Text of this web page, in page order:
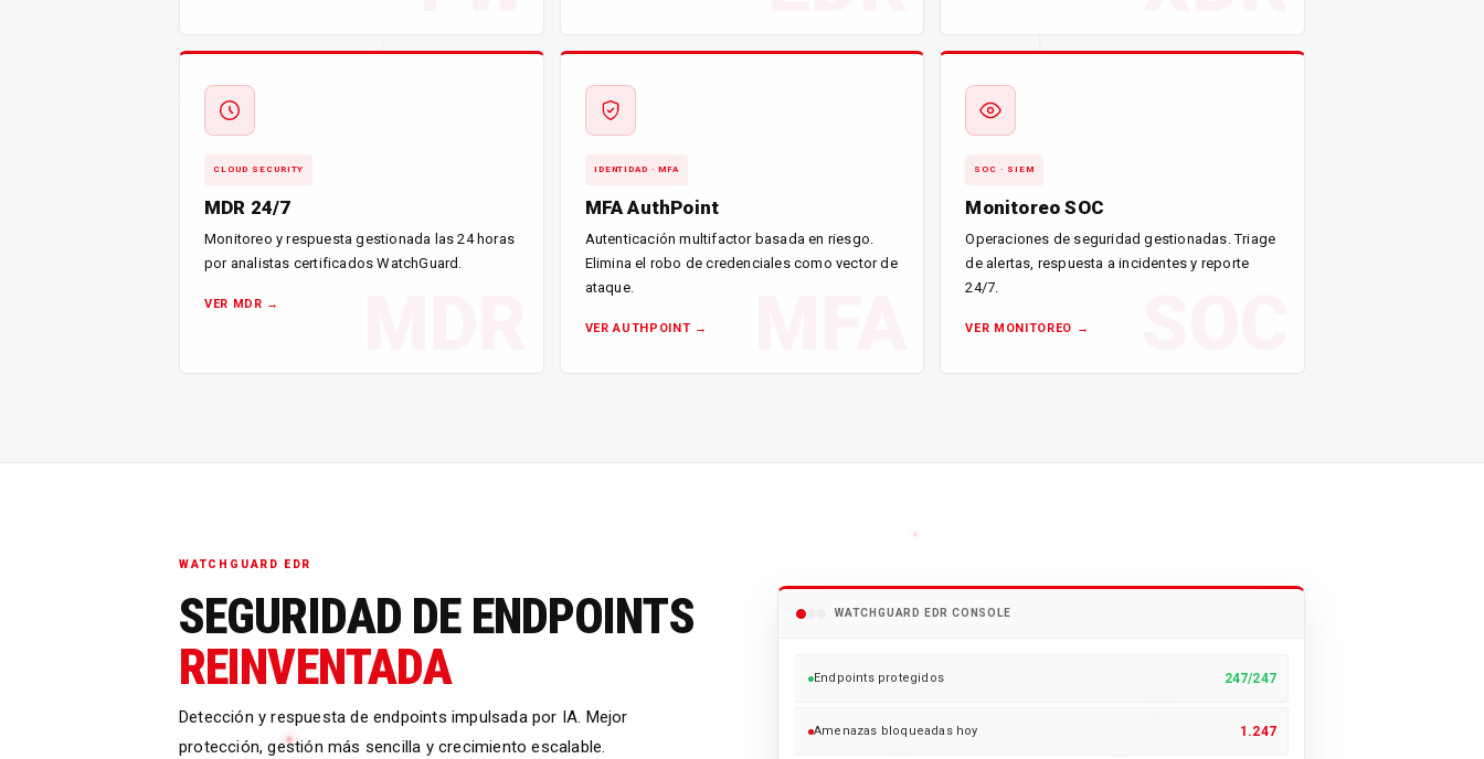
CLOUD SECURITY
MDR 24/7
Monitoreo y respuesta gestionada las 24 horas
por analistas certificados WatchGuard.
VER MDR →
IDENTIDAD · MFA
MFA AuthPoint
Autenticación multifactor basada en riesgo.
Elimina el robo de credenciales como vector de
ataque.
VER AUTHPOINT →
SOC · SIEM
Monitoreo SOC
Operaciones de seguridad gestionadas. Triage
de alertas, respuesta a incidentes y reporte
24/7.
VER MONITOREO →
WATCHGUARD EDR
SEGURIDAD DE ENDPOINTS
REINVENTADA
Detección y respuesta de endpoints impulsada por IA. Mejor
protección, gestión más sencilla y crecimiento escalable.
WATCHGUARD EDR CONSOLE
Endpoints protegidos 247/247
Amenazas bloqueadas hoy 1.247